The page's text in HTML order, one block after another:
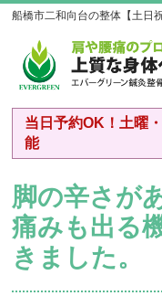
船橋市二和向台の整体【土日
当日予約OK！土曜
能
脚の辛さが
痛みも出る
きました。